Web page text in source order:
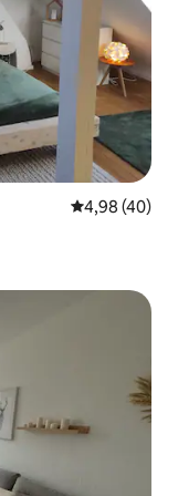
Prosječna
4,98 (40)